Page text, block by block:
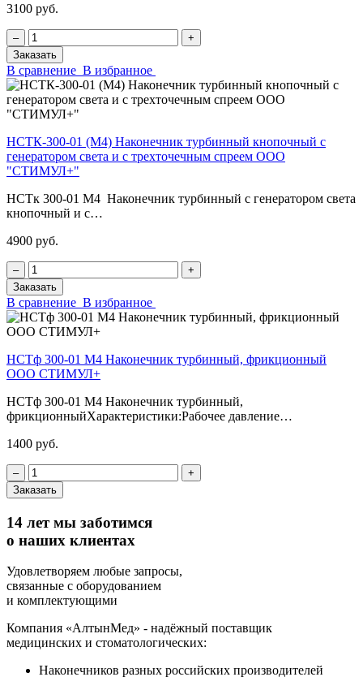
3100 руб.
‒
+
Заказать
В сравнение В избранное
НСТК-300-01 (М4) Наконечник турбинный кнопочный с
генератором света и с трехточечным спреем ООО
"СТИМУЛ+"
НСТк 300-01 М4 Наконечник турбинный с генератором света
кнопочный и с…
4900 руб.
‒
+
Заказать
В сравнение В избранное
НСТф 300-01 М4 Наконечник турбинный, фрикционный
ООО СТИМУЛ+
НСТф 300-01 М4 Наконечник турбинный,
фрикционныйХарактеристики:Рабочее давление…
1400 руб.
‒
+
Заказать
14 лет мы заботимся
о наших клиентах
Удовлетворяем любые запросы,
связанные с оборудованием
и комплектующими
Компания «АлтынМед» - надёжный поставщик
медицинских и стоматологических:
Наконечников разных российских производителей